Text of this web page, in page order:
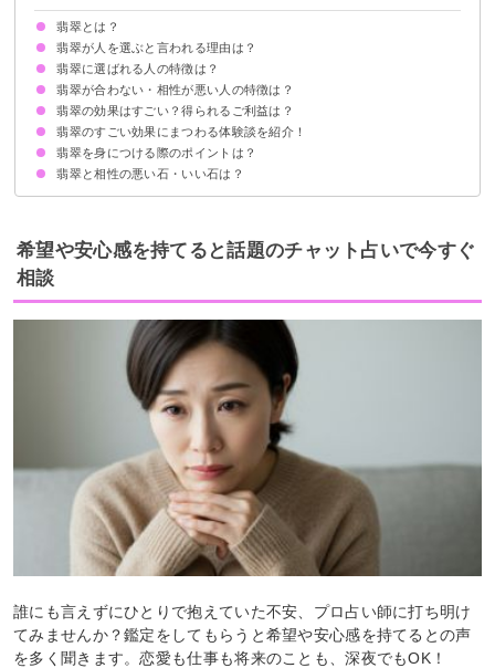
翡翠とは？
翡翠が人を選ぶと言われる理由は？
①翡翠は持ち主の意図を見抜くことができるから
②価値があると判断した人にのみ力を分け与えてくれるから
翡翠に選ばれる人の特徴は？
①明確な目標がある人
②忍耐強く謙虚な人
③自立する気持ちが強い人
④災難から身を守りたい人
⑤心の平穏を望んでいる人
翡翠が合わない・相性が悪い人の特徴は？
① ネガティブ思考の人
②ぼんやりと生きている人
③強い力を求めている人
翡翠の効果はすごい？得られるご利益は？
①持ち主の人徳・霊格を上げる
②霊力が高まる
③ビジネスの繁栄と成功を守護する
④健康や長寿のご利益
⑤魔を除ける
翡翠のすごい効果にまつわる体験談を紹介！
①癒しの効果を得た体験談
②腰痛緩和効果もある糸魚川の翡翠の体験談
③魔除けとして彼氏にもらった体験談
翡翠を身につける際のポイントは？
定期的に浄化する
体調不良や合わないと感じたら装着を止める
傷がつきやすいのでこまめに布等でクリーニングする
翡翠と相性の悪い石・いい石は？
相性の悪い石
相性のいい石
希望や安心感を持てると話題のチャット占いで今すぐ
相談
誰にも言えずにひとりで抱えていた不安、プロ占い師に打ち明け
てみませんか？鑑定をしてもらうと希望や安心感を持てるとの声
を多く聞きます。恋愛も仕事も将来のことも、深夜でもOK！